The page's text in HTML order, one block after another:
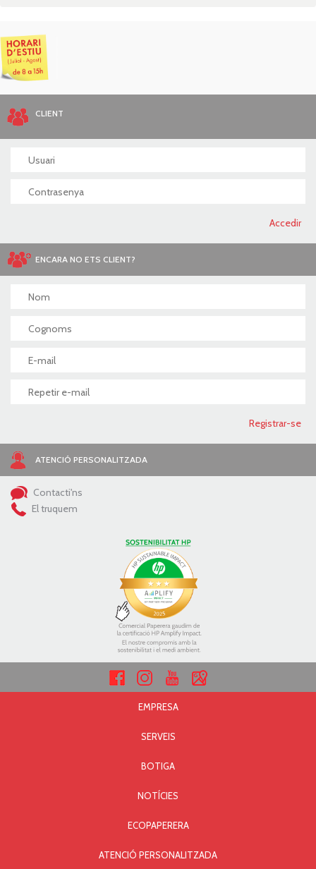
CLIENT
ENCARA NO ETS CLIENT?
ATENCIÓ PERSONALITZADA
Contacti'ns
El truquem
EMPRESA
SERVEIS
BOTIGA
NOTÍCIES
ECOPAPERERA
ATENCIÓ PERSONALITZADA